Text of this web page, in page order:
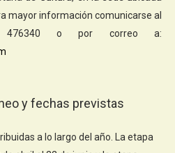
mayor información comunicarse al
476340 o por correo a:
y fechas previstas
a lo largo del año. La etapa